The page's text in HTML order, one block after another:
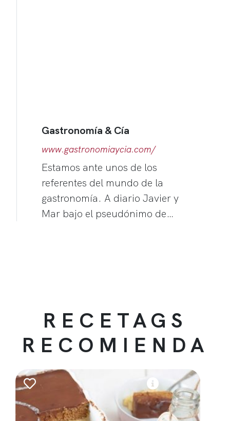
Gastronomía & Cía
www.gastronomiaycia.com/
Estamos ante unos de los
referentes del mundo de la
gastronomía. A diario Javier y
Mar bajo el pseudónimo de…
RECETAGS
RECOMIENDA